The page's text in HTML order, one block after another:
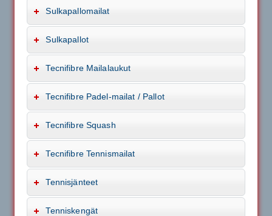
Sulkapallomailat
Sulkapallot
Tecnifibre Mailalaukut
Tecnifibre Padel-mailat / Pallot
Tecnifibre Squash
Tecnifibre Tennismailat
Tennisjänteet
Tenniskengät